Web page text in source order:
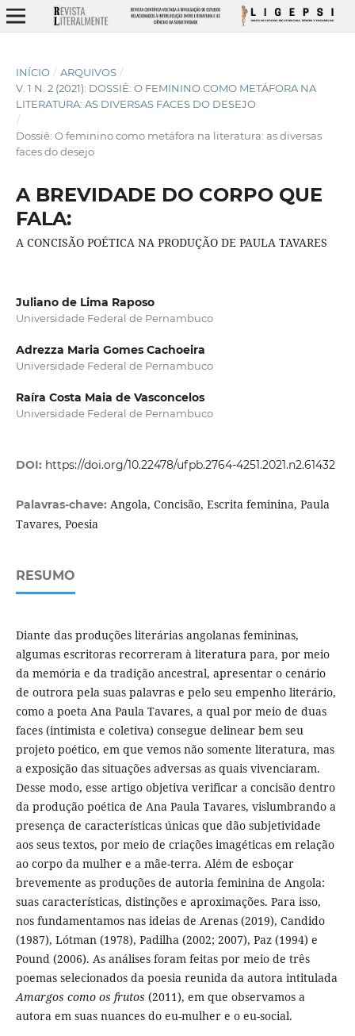
INÍCIO / ARQUIVOS /
V. 1 N. 2 (2021): DOSSIÊ: O FEMININO COMO METÁFORA NA
LITERATURA: AS DIVERSAS FACES DO DESEJO
/
Dossiê: O feminino como metáfora na literatura: as diversas
faces do desejo
A BREVIDADE DO CORPO QUE
FALA:
A CONCISÃO POÉTICA NA PRODUÇÃO DE PAULA TAVARES
Juliano de Lima Raposo
Universidade Federal de Pernambuco
Adrezza Maria Gomes Cachoeira
Universidade Federal de Pernambuco
Raíra Costa Maia de Vasconcelos
Universidade Federal de Pernambuco
DOI: https://doi.org/10.22478/ufpb.2764-4251.2021.n2.61432
Palavras-chave: Angola, Concisão, Escrita feminina, Paula
Tavares, Poesia
RESUMO
Diante das produções literárias angolanas femininas,
algumas escritoras recorreram à literatura para, por meio
da memória e da tradição ancestral, apresentar o cenário
de outrora pela suas palavras e pelo seu empenho literário,
como a poeta Ana Paula Tavares, a qual por meio de duas
faces (intimista e coletiva) consegue delinear bem seu
projeto poético, em que vemos não somente literatura, mas
a exposição das situações adversas as quais vivenciaram.
Desse modo, esse artigo objetiva verificar a concisão dentro
da produção poética de Ana Paula Tavares, vislumbrando a
presença de características únicas que dão subjetividade
aos seus textos, por meio de criações imagéticas em relação
ao corpo da mulher e a mãe-terra. Além de esboçar
brevemente as produções de autoria feminina de Angola:
suas características, distinções e aproximações. Para isso,
nos fundamentamos nas ideias de Arenas (2019), Candido
(1987), Lótman (1978), Padilha (2002; 2007), Paz (1994) e
Pound (2006). As análises foram feitas por meio de três
poemas selecionados da poesia reunida da autora intitulada
Amargos como os frutos (2011), em que observamos a
autora em suas nuances do eu-mulher e o eu-social.